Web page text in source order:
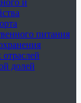
и
питания
долей